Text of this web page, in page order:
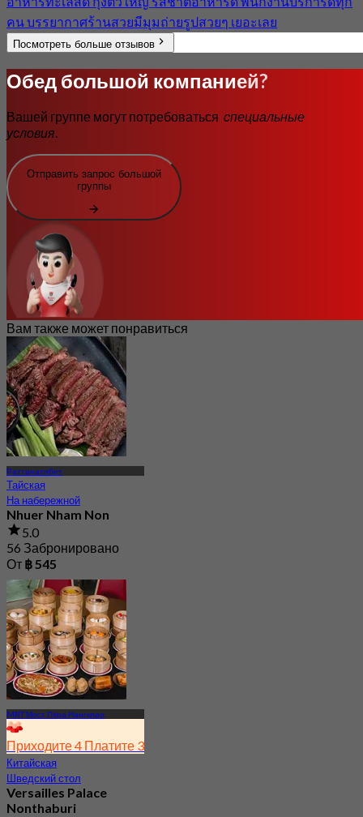
คน บรรยากาศร้านสวยมีมุมถ่ายรูปสวยๆ เยอะเลย
Посмотреть больше отзывов
Обед большой компанией?
Вашей группе могут потребоваться специальные
условия.
Отправить запрос большой
группы
Вам также может понравиться
Раттанатибет
Тайская
На набережной
Nhuer Nham Non
5.0
56 Забронировано
От ฿ 545
MRT Мост Пхра Нангклао
Приходите 4 Платите 3
Китайская
Шведский стол
Versailles Palace
Nonthaburi